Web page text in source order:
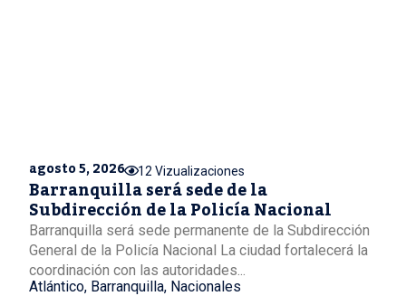
agosto 5, 2026 12 Vizualizaciones
Barranquilla será sede de la
Subdirección de la Policía Nacional
Barranquilla será sede permanente de la Subdirección
General de la Policía Nacional La ciudad fortalecerá la
coordinación con las autoridades...
Atlántico, Barranquilla, Nacionales